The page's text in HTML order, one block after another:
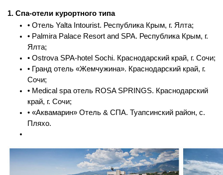
1. Спа-отели курортного типа
• Отель Yalta Intourist. Республика Крым, г. Ялта;
• Palmira Palace Resort and SPA. Республика Крым, г.
Ялта;
• Ostrova SPA-hotel Sochi. Краснодарский край, г. Сочи;
• Гранд отель «Жемчужина». Краснодарский край, г.
Сочи;
• Medical spa отель ROSA SPRINGS. Краснодарский
край, г. Сочи;
• «Аквамарин» Отель & СПА. Туапсинский район, с.
Пляхо.